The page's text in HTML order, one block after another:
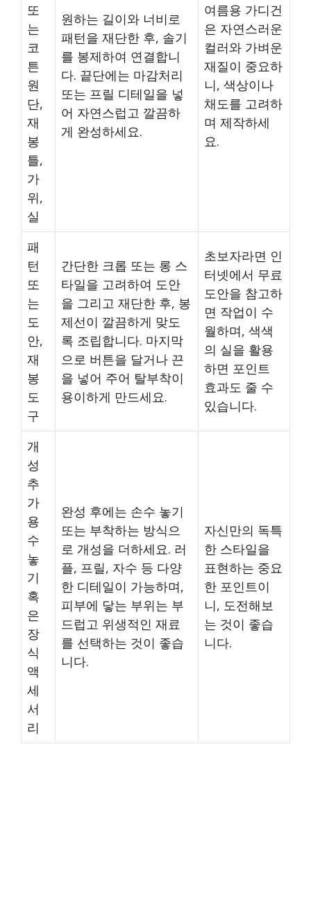
또
는
코
튼
원
단,
재
봉
틀,
가
위,
실
원하는 길이와 너비로
패턴을 재단한 후, 솔기
를 봉제하여 연결합니
다. 끝단에는 마감처리
또는 프릴 디테일을 넣
어 자연스럽고 깔끔하
게 완성하세요.
여름용 가디건
은 자연스러운
컬러와 가벼운
재질이 중요하
니, 색상이나
채도를 고려하
며 제작하세
요.
패
턴
또
는
도
안,
재
봉
도
구
간단한 크롭 또는 롱 스
타일을 고려하여 도안
을 그리고 재단한 후, 봉
제선이 깔끔하게 맞도
록 조립합니다. 마지막
으로 버튼을 달거나 끈
을 넣어 주어 탈부착이
용이하게 만드세요.
초보자라면 인
터넷에서 무료
도안을 참고하
면 작업이 수
월하며, 색색
의 실을 활용
하면 포인트
효과도 줄 수
있습니다.
개
성
추
가
용
수
놓
기
혹
은
장
식
액
세
서
리
완성 후에는 손수 놓기
또는 부착하는 방식으
로 개성을 더하세요. 러
플, 프릴, 자수 등 다양
한 디테일이 가능하며,
피부에 닿는 부위는 부
드럽고 위생적인 재료
를 선택하는 것이 좋습
니다.
자신만의 독특
한 스타일을
표현하는 중요
한 포인트이
니, 도전해보
는 것이 좋습
니다.